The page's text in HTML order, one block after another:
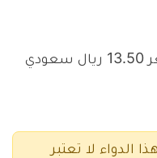
يتوفر بيلوسين كريم 30 جم بسعر 13.50 ريال سعودي
الدواء لا تعتبر